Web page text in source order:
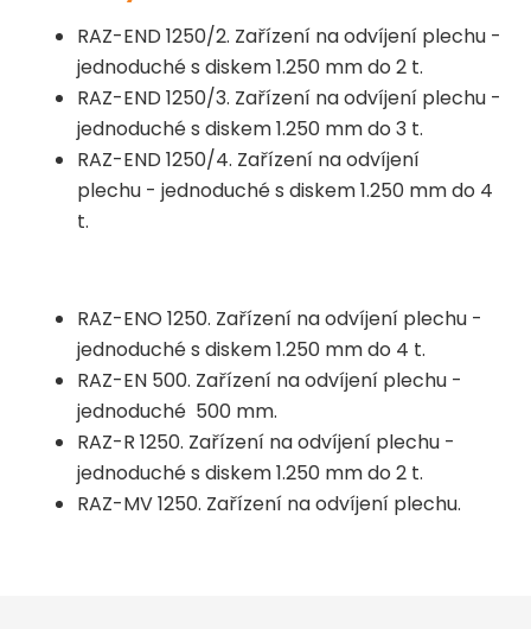
RAZ-END 1250/2. Zařízení na odvíjení plechu -
jednoduché s diskem 1.250 mm do 2 t.
RAZ-END 1250/3. Zařízení na odvíjení plechu -
jednoduché s diskem 1.250 mm do 3 t.
RAZ-END 1250/4. Zařízení na odvíjení
plechu - jednoduché s diskem 1.250 mm do 4
t.
RAZ-ENO 1250. Zařízení na odvíjení plechu -
jednoduché s diskem 1.250 mm do 4 t.
RAZ-EN 500. Zařízení na odvíjení plechu -
jednoduché 500 mm.
RAZ-R 1250. Zařízení na odvíjení plechu -
jednoduché s diskem 1.250 mm do 2 t.
RAZ-MV 1250. Zařízení na odvíjení plechu.